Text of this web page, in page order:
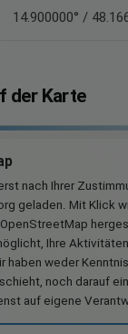
14.900000° /
der Karte
nach Ihrer
geladen. Mit Klick
Ihre
haben weder
noch darauf
auf eigene